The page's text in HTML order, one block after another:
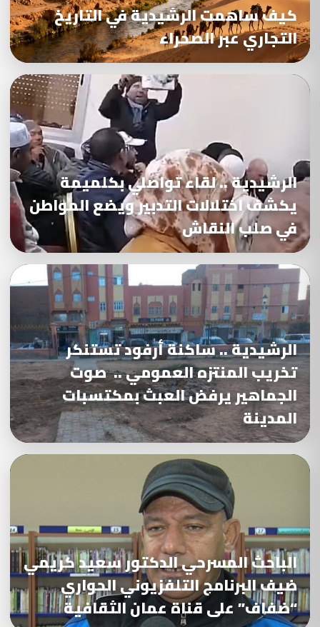
كيف ساهمت الرشيدية في التاريخ
التجاري عبر الصحراء
الرشيدية .. لقاء تواصلي بكلميمة
يكشف اختلالات التدبير ويضع المواطن
في صلب النقاش
الرشيدية .. ساكنة أرفود تستنكر
تخريب المنتزه العمومي .. صوت
الجماهير يرفض العبث بمكتسبات
المدينة
الباحث المسرحي الدكتور سعيد كريمي
ضيف البرنامج التلفزيوني الحواري
“ضفاف” على قناة عمان الثقافية